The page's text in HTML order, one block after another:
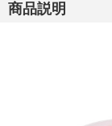
商品説明